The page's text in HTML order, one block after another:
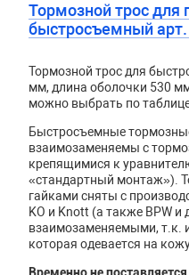
Тормозной трос для
быстросъемный арт.
Тормозной трос для
мм, длина оболочки 530
можно выбрать по
Быстросъемные
взаимозаменяемы с
крепящимися к
«стандартный монтаж»).
гайками сняты с
KO и Knott (а также BPW и
взаимозаменяемыми, т.к.
которая одевается на